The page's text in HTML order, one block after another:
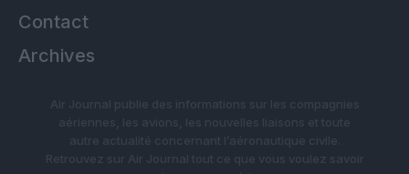
Contact
Archives